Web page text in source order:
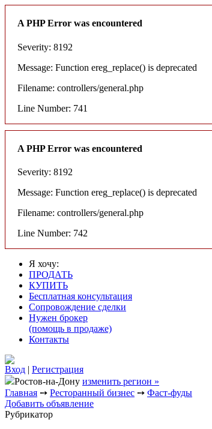
A PHP Error was encountered
Severity: 8192
Message: Function ereg_replace() is deprecated
Filename: controllers/general.php
Line Number: 741
A PHP Error was encountered
Severity: 8192
Message: Function ereg_replace() is deprecated
Filename: controllers/general.php
Line Number: 742
Я хочу:
ПРОДАТЬ
КУПИТЬ
Бесплатная консультация
Сопровождение сделки
Нужен брокер
(помощь в продаже)
Контакты
Вход | Регистрация
Ростов-на-Дону изменить регион »
Главная ➙ Ресторанный бизнес ➙ Фаст-фуды
Добавить объявление
Рубрикатор